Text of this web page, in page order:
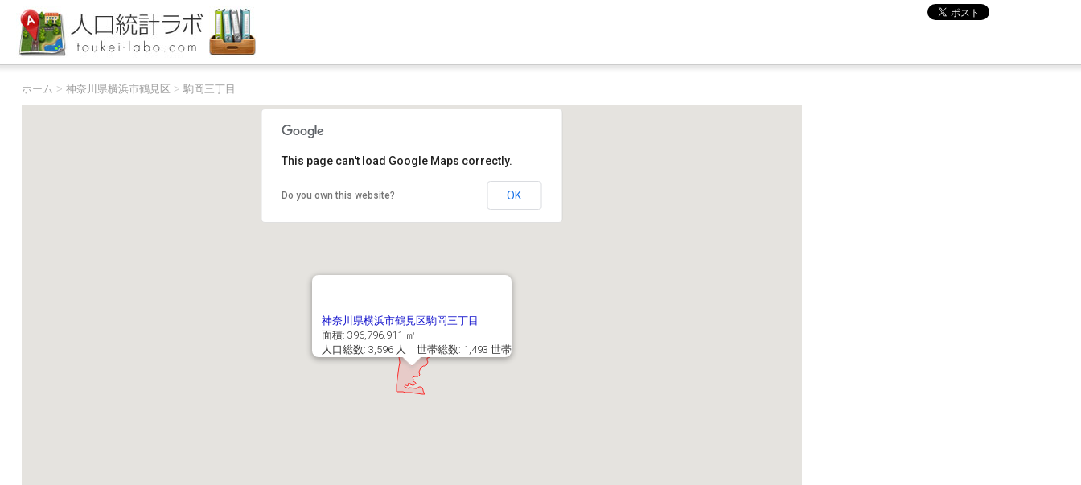
ホーム > 神奈川県横浜市鶴見区 > 駒岡三丁目
神奈川県横浜市鶴見区駒岡三丁目
面積: 396,796.911 ㎡
人口総数: 3,596 人 世帯総数: 1,493 世帯
This page can't load Google Maps correctly.
Do you own this website? OK